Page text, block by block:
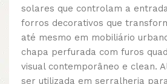
solares que controlam a
forros decorativos que
até mesmo em mobiliário
chapa perfurada com furos
visual contemporâneo e clean.
ser utilizada em serralheria